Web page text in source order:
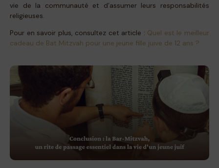
vie de la communauté et d’assumer leurs responsabilités
religieuses.
Pour en savoir plus, consultez cet article : Quel est le meilleur
cadeau de Bat Mitzvah pour une jeune fille juive de 12 ans ?